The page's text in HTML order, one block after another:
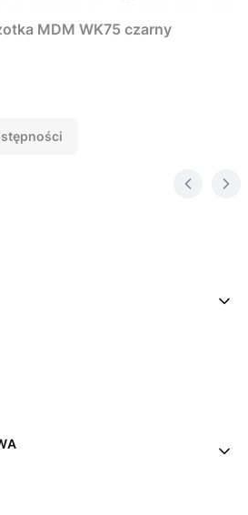
MDM WK75 czarny